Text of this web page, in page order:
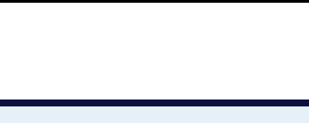
Montréal